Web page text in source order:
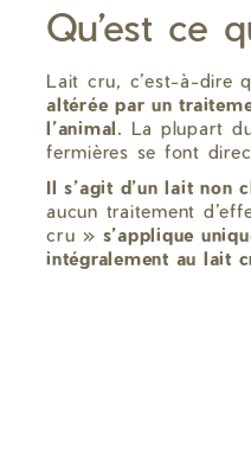
Qu’est ce
Lait cru, c’est-à-dire
altérée par un
l’animal
. La plupart
fermières se font
Il s’agit d’un lait non
aucun traitement
cru » s’applique
intégralement au lait